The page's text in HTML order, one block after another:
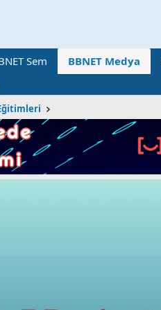
Sem BBNET Medya